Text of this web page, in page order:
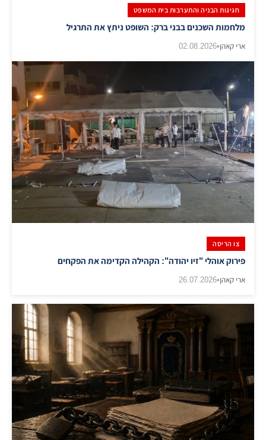
חגיגות הבניה והתערבות בית המשפט
מלחמות השכנים בבני ברק: השופט ניתץ את התרגיל
ארי קאהן•
02.08.2026
צו הריסה
פירוק אוהלי "זיו יהודה": הקהילה הקדימה את הפקחים
ארי קאהן•
26.07.2026